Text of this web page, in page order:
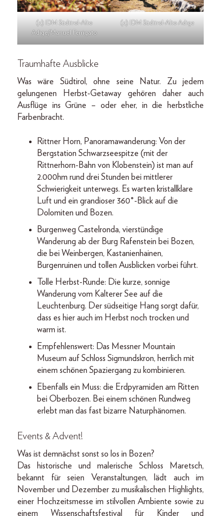
(c) IDM Südtirol-Alto
Adige/Manuel Ferrigato
(c) IDM Südtirol-Alto Adige
Traumhafte Ausblicke
Was wäre Südtirol, ohne seine Natur. Zu jedem
gelungenen Herbst-Getaway gehören daher auch
Ausflüge ins Grüne – oder eher, in die herbstliche
Farbenbracht.
Rittner Horn, Panoramawanderung: Von der
Bergstation Schwarzseespitze (mit der
Rittnerhorn-Bahn von Klobenstein) ist man auf
2.000hm rund drei Stunden bei mittlerer
Schwierigkeit unterwegs. Es warten kristallklare
Luft und ein grandioser 360°-Blick auf die
Dolomiten und Bozen.
Burgenweg Castelronda, vierstündige
Wanderung ab der Burg Rafenstein bei Bozen,
die bei Weinbergen, Kastanienhainen,
Burgenruinen und tollen Ausblicken vorbei führt.
Tolle Herbst-Runde: Die kurze, sonnige
Wanderung vom Kalterer See auf die
Leuchtenburg. Der südseitige Hang sorgt dafür,
dass es hier auch im Herbst noch trocken und
warm ist.
Empfehlenswert: Das Messner Mountain
Museum auf Schloss Sigmundskron, herrlich mit
einem schönen Spaziergang zu kombinieren.
Ebenfalls ein Muss: die Erdpyramiden am Ritten
bei Oberbozen. Bei einem schönen Rundweg
erlebt man das fast bizarre Naturphänomen.
Events & Advent!
Was ist demnächst sonst so los in Bozen?
Das historische und malerische Schloss Maretsch,
bekannt für seien Veranstaltungen, lädt auch im
November und Dezember zu musikalischen Highlights,
einer Hochzeitsmesse im stilvollen Ambiente sowie zu
einem Wissenschaftsfestival für Kinder und